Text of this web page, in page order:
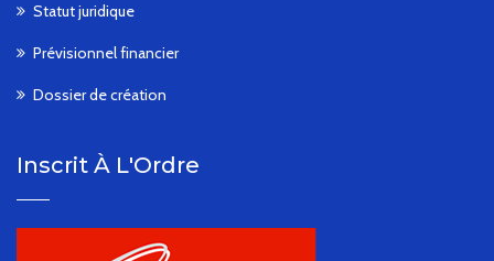
Statut juridique
Prévisionnel financier
Dossier de création
Inscrit À L'Ordre